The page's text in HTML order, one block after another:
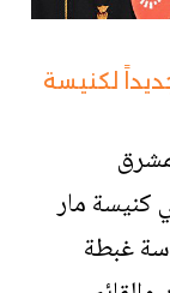
لكنيسة
كنيسة مار
غبطة